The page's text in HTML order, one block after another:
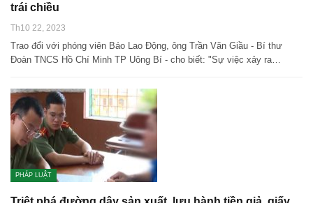
trái chiều
Th10 22, 2023
Trao đổi với phóng viên Báo Lao Động, ông Trần Văn Giầu - Bí thư
Đoàn TNCS Hồ Chí Minh TP Uông Bí - cho biết: "Sự việc xảy ra…
PHÁP LUẬT